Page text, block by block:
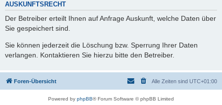
AUSKUNFTSRECHT
Der Betreiber erteilt Ihnen auf Anfrage Auskunft, welche Daten über
Sie gespeichert sind.
Sie können jederzeit die Löschung bzw. Sperrung Ihrer Daten
verlangen. Kontaktieren Sie hierzu bitte den Betreiber.
Foren-Übersicht Alle Zeiten sind UTC+01:00
Powered by phpBB® Forum Software © phpBB Limited